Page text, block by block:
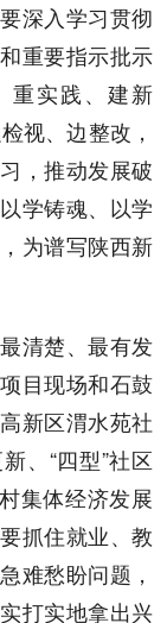
深入学习贯彻
重要指示批示
重实践、建新
视、边整改，
，推动发展破
学铸魂、以学
为谱写陕西新
清楚、最有发
目现场和石鼓
新区渭水苑社
、“四型”社区
集体经济发展
抓住就业、教
难愁盼问题，
打实地拿出兴